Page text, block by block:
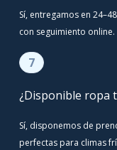
Sí, entregamos en
con seguimiento online.
7
¿Disponible ropa
Sí, disponemos de
perfectas para climas